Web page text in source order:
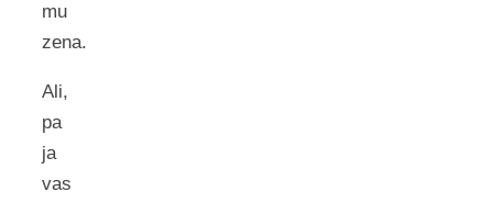
mu
zena.
Ali,
pa
ja
vas